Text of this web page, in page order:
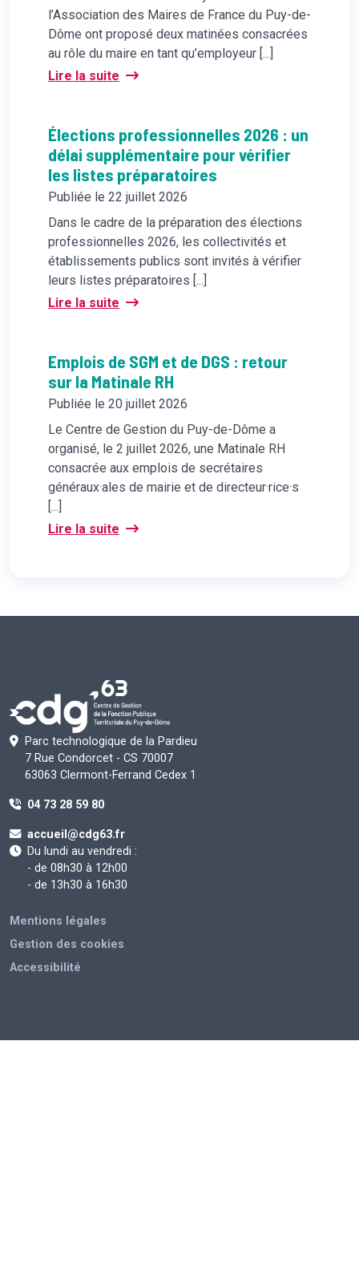
l’Association des Maires de France du Puy-de-
Dôme ont proposé deux matinées consacrées
au rôle du maire en tant qu’employeur [...]
Lire la suite
Élections professionnelles 2026 : un
délai supplémentaire pour vérifier
les listes préparatoires
Publiée le 22 juillet 2026
Dans le cadre de la préparation des élections
professionnelles 2026, les collectivités et
établissements publics sont invités à vérifier
leurs listes préparatoires [...]
Lire la suite
Emplois de SGM et de DGS : retour
sur la Matinale RH
Publiée le 20 juillet 2026
Le Centre de Gestion du Puy-de-Dôme a
organisé, le 2 juillet 2026, une Matinale RH
consacrée aux emplois de secrétaires
généraux·ales de mairie et de directeur·rice·s
[...]
Lire la suite
Parc technologique de la Pardieu
7 Rue Condorcet - CS 70007
63063 Clermont-Ferrand Cedex 1
04 73 28 59 80
accueil@cdg63.fr
Du lundi au vendredi :
- de 08h30 à 12h00
- de 13h30 à 16h30
Mentions légales
Gestion des cookies
Accessibilité